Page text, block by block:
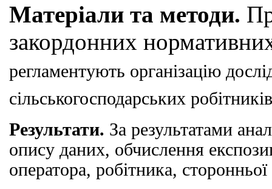
Матеріали та методи.
закордонних
регламентують організацію
сільськогосподарських
Результати. За результатами
опису даних, обчислення
оператора, робітника,